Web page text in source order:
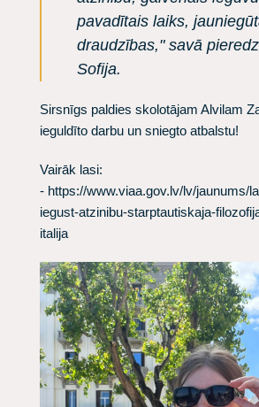
pavadītais laiks,
draudzības," savā
Sofija.
Sirsnīgs paldies skolotājam Alvilam
ieguldīto darbu un sniegto atbalstu!
Vairāk lasi:
- https://www.viaa.gov.lv/lv/jaunums/
iegust-atzinibu-starptautiskaja-
italija